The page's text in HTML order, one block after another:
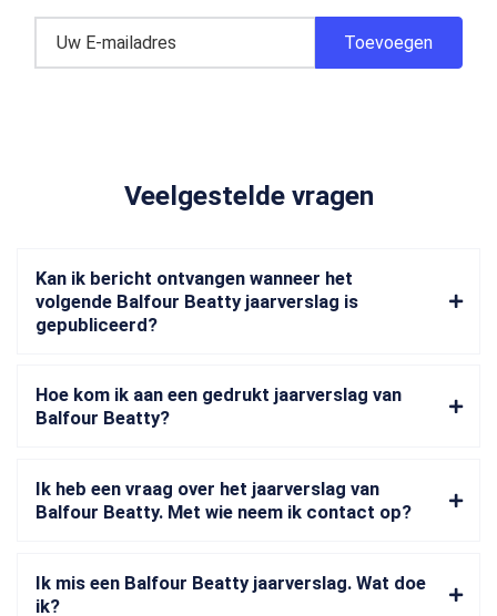
Veelgestelde vragen
Kan ik bericht ontvangen wanneer het
volgende Balfour Beatty jaarverslag is
gepubliceerd?
Hoe kom ik aan een gedrukt jaarverslag van
Balfour Beatty?
Ik heb een vraag over het jaarverslag van
Balfour Beatty. Met wie neem ik contact op?
Ik mis een Balfour Beatty jaarverslag. Wat doe
ik?